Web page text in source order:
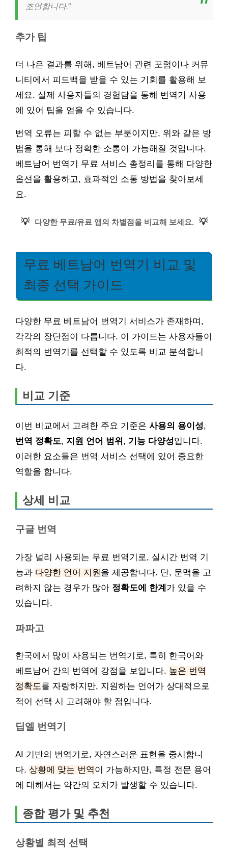
조언합니다.”
추가 팁
더 나은 결과를 위해, 베트남어 관련 포럼이나 커뮤
니티에서 피드백을 받을 수 있는 기회를 활용해 보
세요. 실제 사용자들의 경험담을 통해 번역기 사용
에 있어 팁을 얻을 수 있습니다.
번역 오류는 피할 수 없는 부분이지만, 위와 같은 방
법을 통해 보다 정확한 소통이 가능해질 것입니다.
베트남어 번역기 무료 서비스 총정리를 통해 다양한
옵션을 활용하고, 효과적인 소통 방법을 찾아보세
요.
💡 다양한 무료/유료 앱의 차별점을 비교해 보세요. 💡
무료 베트남어 번역기 비교 및
최종 선택 가이드
다양한 무료 베트남어 번역기 서비스가 존재하며,
각각의 장단점이 다릅니다. 이 가이드는 사용자들이
최적의 번역기를 선택할 수 있도록 비교 분석합니
다.
비교 기준
이번 비교에서 고려한 주요 기준은 사용의 용이성,
번역 정확도, 지원 언어 범위 , 기능 다양성입니다.
이러한 요소들은 번역 서비스 선택에 있어 중요한
역할을 합니다.
상세 비교
구글 번역
가장 널리 사용되는 무료 번역기로, 실시간 번역 기
능과 다양한 언어 지원 을 제공합니다. 단, 문맥을 고
려하지 않는 경우가 많아 정확도에 한계 가 있을 수
있습니다.
파파고
한국에서 많이 사용되는 번역기로, 특히 한국어와
베트남어 간의 번역에 강점을 보입니다. 높은 번역
정확도를 자랑하지만, 지원하는 언어가 상대적으로
적어 선택 시 고려해야 할 점입니다.
딥엘 번역기
AI 기반의 번역기로, 자연스러운 표현을 중시합니
다. 상황에 맞는 번역이 가능하지만, 특정 전문 용어
에 대해서는 약간의 오차가 발생할 수 있습니다.
종합 평가 및 추천
상황별 최적 선택